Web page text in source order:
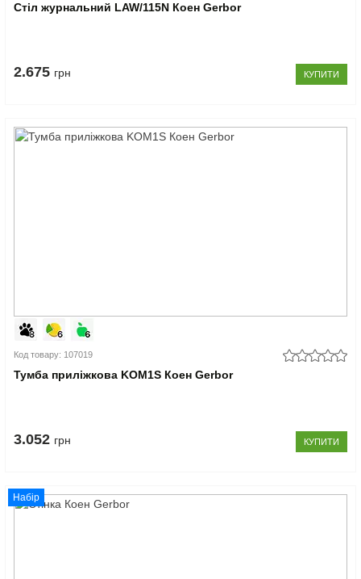
Стіл журнальний LAW/115N Коен Gerbor
2.675 грн КУПИТИ
Код товару: 107019
Тумба приліжкова KOM1S Коен Gerbor
3.052 грн КУПИТИ
Набір